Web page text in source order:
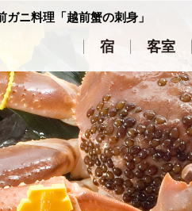
ガニ料理「越前蟹の刺身」
宿 客室